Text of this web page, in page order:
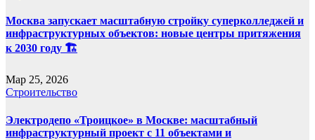
Москва запускает масштабную стройку суперколледжей и
инфраструктурных объектов: новые центры притяжения
к 2030 году 🏗️
Мар 25, 2026
Строительство
Электродепо «Троицкое» в Москве: масштабный
инфраструктурный проект с 11 объектами и